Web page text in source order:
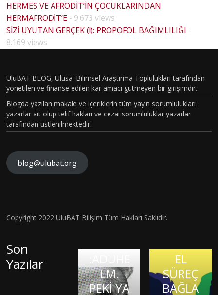
HERMES VE AFRODİT’İN ÇOCUKLARINDAN
HERMAFRODİT’E - 9.673 views
SİZİ UYUTAN GERÇEK (!): PROPOFOL BAĞIMLILIĞI -
8.169 views
UluBAT BLOG, Ulusal Bilimsel Araştırma Toplulukları tarafından
yönetilen ve finanse edilen kar amacı gütmeyen bir girişimdir.
Blogda yazılan makale ve içeriklerin tüm yayın sorumlulukları
yazarlar ait olup telif hakları ve cezai sorumluluklar yazarlar
tarafından üstlenilmektedir.
blog@ulubat.org
Copyright 2022 UluBAT Bilişim Tüm Hakları Saklıdır.
Son
Yazılar
İLK
TEDAVİ
:ADUHE
LM.
SI BİR
OLMAK:
JASON
en De
Görme
Kaybına
Bilimsel
BİYOLO
TOPLU
MSAL
CİNSİYE
T
FİZYOL
SÜREÇ
BAĞLA